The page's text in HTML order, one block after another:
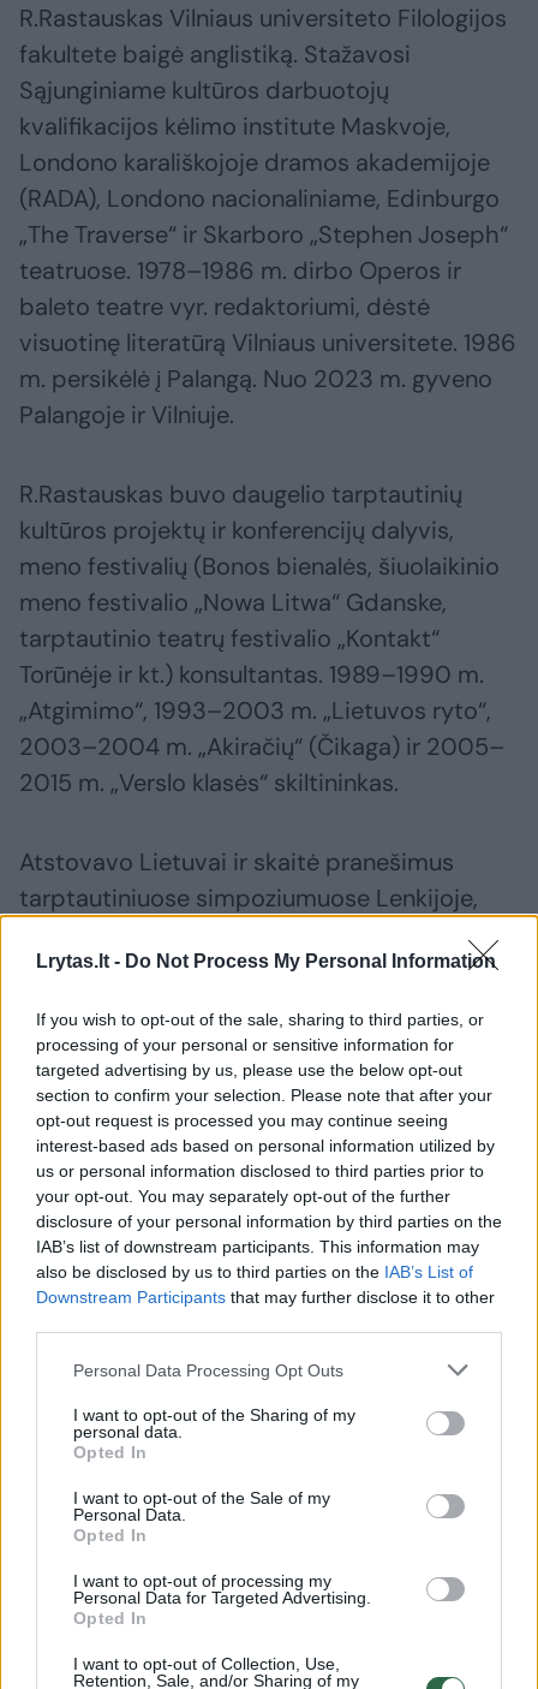
Lrytas.lt - Do Not Process My Personal Information
If you wish to opt-out of the sale, sharing to third parties, or
processing of your personal or sensitive information for
targeted advertising by us, please use the below opt-out
section to confirm your selection. Please note that after your
opt-out request is processed you may continue seeing
interest-based ads based on personal information utilized by
us or personal information disclosed to third parties prior to
your opt-out. You may separately opt-out of the further
disclosure of your personal information by third parties on the
IAB’s list of downstream participants. This information may
also be disclosed by us to third parties on the IAB’s List of
Downstream Participants that may further disclose it to other
Personal Data Processing Opt Outs
I want to opt-out of the Sharing of my
personal data.
Opted In
I want to opt-out of the Sale of my
Personal Data.
Opted In
I want to opt-out of processing my
Personal Data for Targeted Advertising.
Opted In
I want to opt-out of Collection, Use,
Retention, Sale, and/or Sharing of my
R.Rastauskas Vilniaus universiteto Filologijos
fakultete baigė anglistiką. Stažavosi
Sąjunginiame kultūros darbuotojų
kvalifikacijos kėlimo institute Maskvoje,
Londono karališkojoje dramos akademijoje
(RADA), Londono nacionaliniame, Edinburgo
„The Traverse“ ir Skarboro „Stephen Joseph“
teatruose. 1978–1986 m. dirbo Operos ir
baleto teatre vyr. redaktoriumi, dėstė
visuotinę literatūrą Vilniaus universitete. 1986
m. persikėlė į Palangą. Nuo 2023 m. gyveno
Palangoje ir Vilniuje.
R.Rastauskas buvo daugelio tarptautinių
kultūros projektų ir konferencijų dalyvis,
meno festivalių (Bonos bienalės, šiuolaikinio
meno festivalio „Nowa Litwa“ Gdanske,
tarptautinio teatrų festivalio „Kontakt“
Torūnėje ir kt.) konsultantas. 1989–1990 m.
„Atgimimo“, 1993–2003 m. „Lietuvos ryto“,
2003–2004 m. „Akiračių“ (Čikaga) ir 2005–
2015 m. „Verslo klasės“ skiltininkas.
Atstovavo Lietuvai ir skaitė pranešimus
tarptautiniuose simpoziumuose Lenkijoje,
Ukrainoje, Italijoje, Vokietijoje ir Švedijoje.
Kaip skaitymo performansų kūrėjas ir
atlikėjas (drauge su žinomais džiazo
muzikantais A. Gotesmanu, J. Milašiumi, L.
Mockūnu ir kt.) dalyvavo tarptautiniuose
literatūros ir šiuolaikinio meno festivaliuose
Berlyne, Gente, Perigo, Stokholme, Kijive.
Daugiau nuotraukų (3)
R.Rastauskas.
V.Ščiavinsko nuotr.